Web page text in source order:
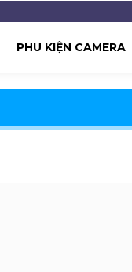
PHU KIỆN CAMERA